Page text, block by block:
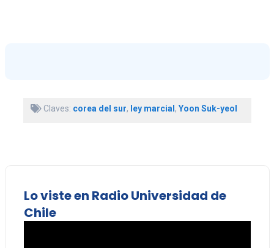
Claves: corea del sur, ley marcial, Yoon Suk-yeol
Lo viste en Radio Universidad de
Chile